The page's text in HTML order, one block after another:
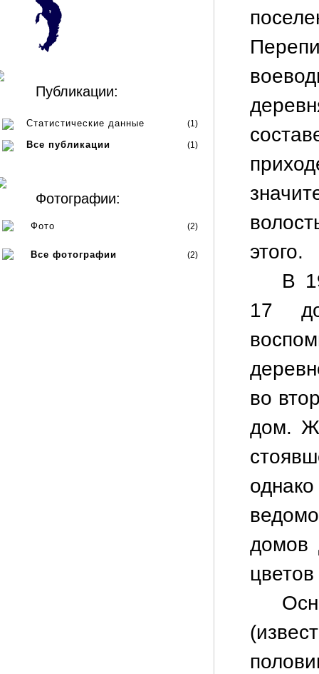
Публикации:
Статистические данные (1)
Все публикации (1)
Фотографии:
Фото (2)
Все фотографии (2)
этого.
В
17
во
дом.
домов